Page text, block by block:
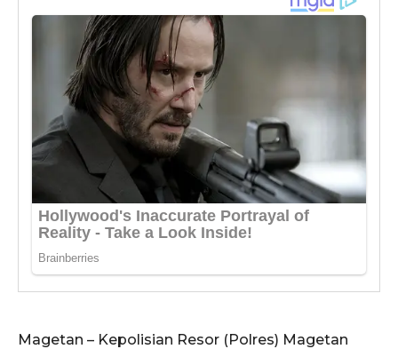
Magetan – Kepolisian Resor (Polres) Magetan